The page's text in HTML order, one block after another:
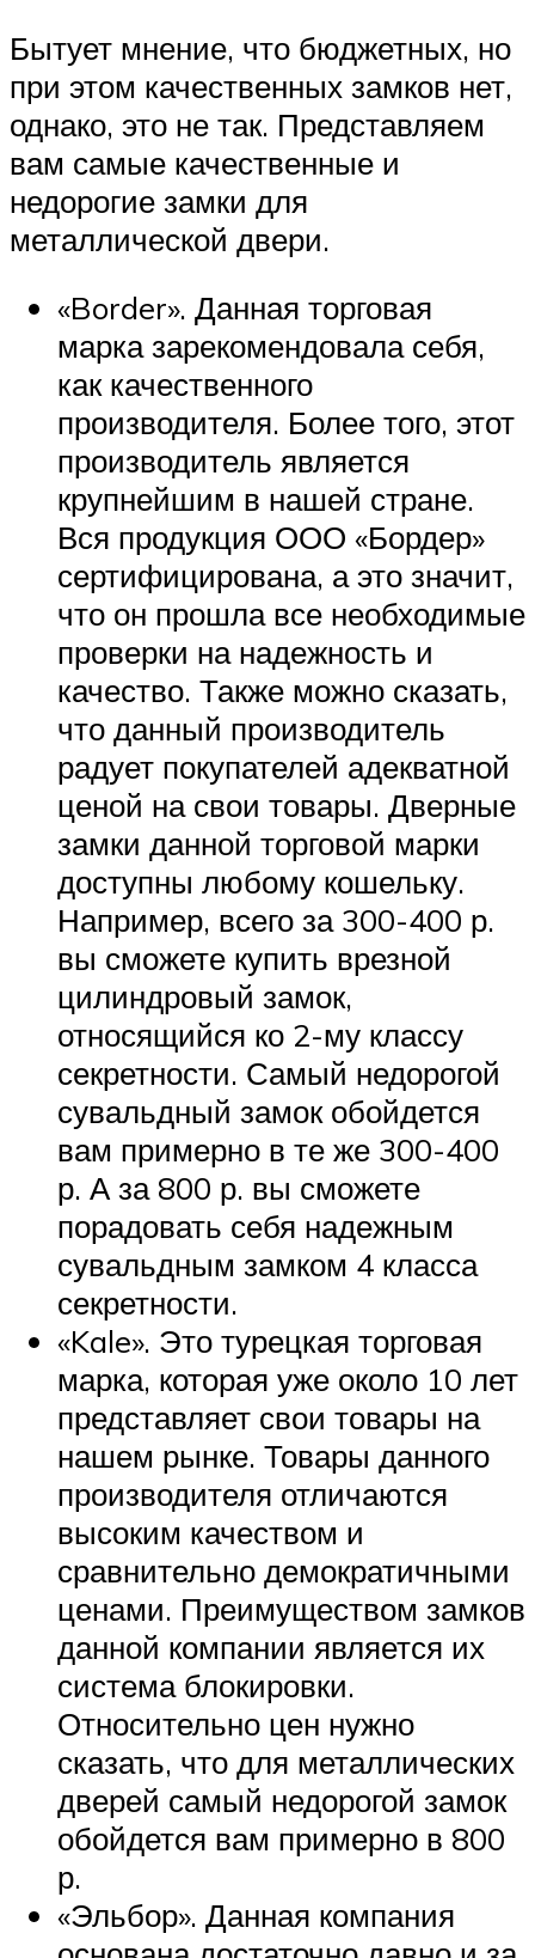
Бытует мнение, что бюджетных, но
при этом качественных замков нет,
однако, это не так. Представляем
вам самые качественные и
недорогие замки для
металлической двери.
«Border». Данная торговая
марка зарекомендовала себя,
как качественного
производителя. Более того, этот
производитель является
крупнейшим в нашей стране.
Вся продукция ООО «Бордер»
сертифицирована, а это значит,
что он прошла все необходимые
проверки на надежность и
качество. Также можно сказать,
что данный производитель
радует покупателей адекватной
ценой на свои товары. Дверные
замки данной торговой марки
доступны любому кошельку.
Например, всего за 300-400 р.
вы сможете купить врезной
цилиндровый замок,
относящийся ко 2-му классу
секретности. Самый недорогой
сувальдный замок обойдется
вам примерно в те же 300-400
р. А за 800 р. вы сможете
порадовать себя надежным
сувальдным замком 4 класса
секретности.
«Kale». Это турецкая торговая
марка, которая уже около 10 лет
представляет свои товары на
нашем рынке. Товары данного
производителя отличаются
высоким качеством и
сравнительно демократичными
ценами. Преимуществом замков
данной компании является их
система блокировки.
Относительно цен нужно
сказать, что для металлических
дверей самый недорогой замок
обойдется вам примерно в 800
р.
«Эльбор». Данная компания